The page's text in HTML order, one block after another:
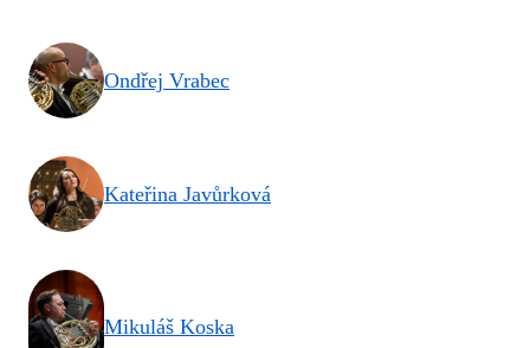
Ondřej Vrabec
Kateřina Javůrková
Mikuláš Koska